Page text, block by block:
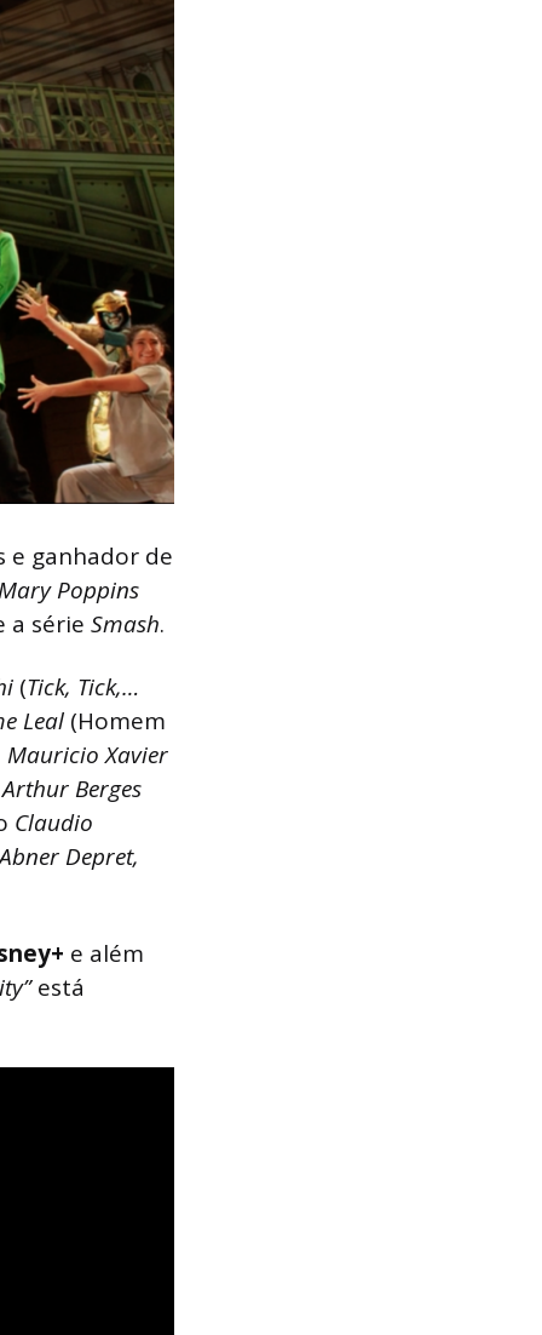
e ganhador de
Poppins
a série Smash.
(Tick, Tick,…
Leal (Homem
Mauricio Xavier
Arthur Berges
Claudio
Depret,
e além
está